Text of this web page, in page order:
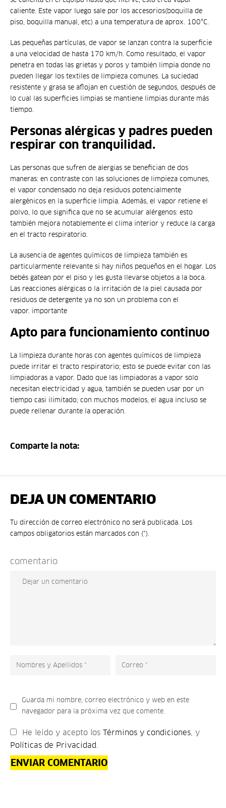
caliente. Este vapor luego sale por los accesorios(boquilla de
piso, boquilla manual, etc) a una temperatura de aprox. 100°C.
Las pequeñas partículas, de vapor se lanzan contra la superficie
a una velocidad de hasta 170 km/h. Como resultado, el vapor
penetra en todas las grietas y poros y también limpia donde no
pueden llegar los textiles de limpieza comunes. La suciedad
resistente y grasa se aflojan en cuestión de segundos, después de
lo cual las superficies limpias se mantiene limpias durante más
tiempo.
Personas alérgicas y padres pueden
respirar con tranquilidad.
Las personas que sufren de alergias se benefician de dos
maneras: en contraste con las soluciones de limpieza comunes,
el vapor condensado no deja residuos potencialmente
alergénicos en la superficie limpia. Además, el vapor retiene el
polvo, lo que significa que no se acumular alérgenos: esto
también mejora notablemente el clima interior y reduce la carga
en el tracto respiratorio.
La ausencia de agentes químicos de limpieza también es
particularmente relevante si hay niños pequeños en el hogar. Los
bebés gatean por el piso y les gusta llevarse objetos a la boca.
Las reacciones alérgicas o la irritación de la piel causada por
residuos de detergente ya no son un problema con el
vapor. importante
Apto para funcionamiento continuo
La limpieza durante horas con agentes químicos de limpieza
puede irritar el tracto respiratorio; esto se puede evitar con las
limpiadoras a vapor. Dado que las limpiadoras a vapor solo
necesitan electricidad y agua, también se pueden usar por un
tiempo casi ilimitado; con muchos modelos, el agua incluso se
puede rellenar durante la operación.
Comparte la nota:
DEJA UN COMENTARIO
Tu dirección de correo electrónico no será publicada. Los
campos obligatorios están marcados con (*).
Guarda mi nombre, correo electrónico y web en este
navegador para la próxima vez que comente.
He leído y acepto los Términos y condiciones, y
Políticas de Privacidad.